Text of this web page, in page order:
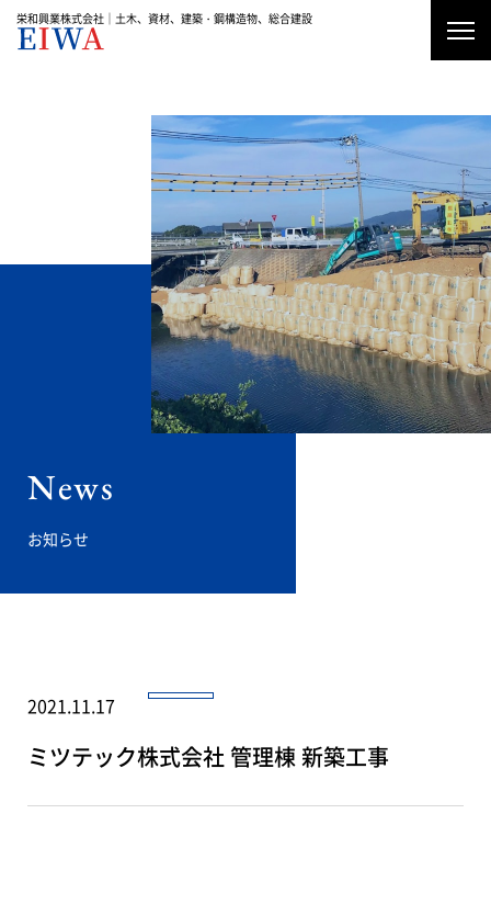
栄和興業株式会社｜土木、資材、建築・鋼構造物、総合建設
資材加工・販売
土木工事
建築工事・鋼構造物工事
News
お知らせ
2021.11.17
ミツテック株式会社 管理棟 新築工事